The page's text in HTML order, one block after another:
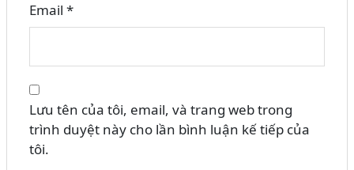
Email*
Lưu tên của tôi, email, và trang web trong
trình duyệt này cho lần bình luận kế tiếp của
tôi.